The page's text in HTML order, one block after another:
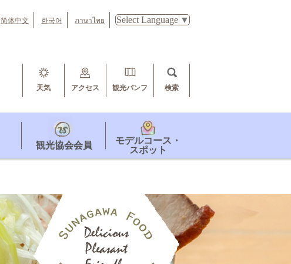
简体中文 한국어 ภาษาไทย Select Language ▼
天気 アクセス 観光パンフ 検索
観光協会会員
モデルコース・
スポット